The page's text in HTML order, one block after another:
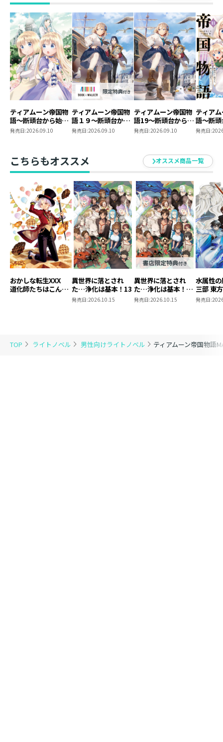
TOP ライトノベル 男性向けライトノベル ティアムーン帝国物語
ティアムーン帝国物
語～断頭台から始ま
る、姫の転生逆転ス
発売日:2026.09.10
ティアムーン帝国物
語１９～断頭台から
始まる、姫の転生逆
き】
発売日:2026.09.10
ティアムーン帝国物
語19～断頭台から始
まる、姫の転生逆転
発売日:2026.09.10
ティア
語～断
る、姫
発売日:
こちらもオススメ オススメ商品一覧
おかしな転生XXX
道化師たちはこんが
異世界に落とされ
た…浄化は基本！13
発売日:2026.10.15
異世界に落とされ
た…浄化は基本！
13【ピッコマ限定
SS付き】
発売日:2026.10.15
水属性
三部 東
発売日: